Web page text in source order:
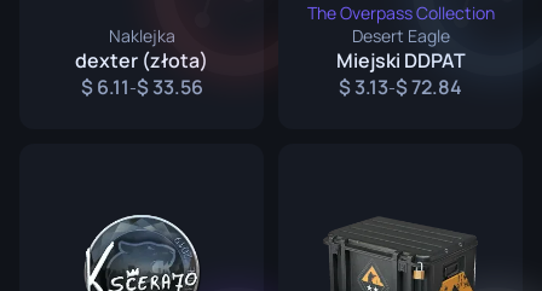
Naklejka
dexter (złota)
6.11- 33.56
The Overpass Collection
Desert Eagle
Miejski DDPAT
3.13- 72.84